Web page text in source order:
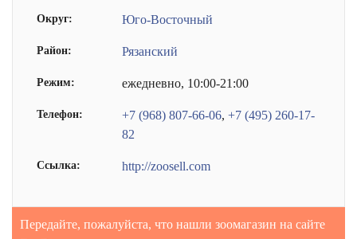
Округ: Юго-Восточный
Район: Рязанский
Режим: ежедневно, 10:00-21:00
Телефон: +7 (968) 807-66-06, +7 (495) 260-17-
82
Ссылка: http://zoosell.com
Передайте, пожалуйста, что нашли зоомагазин на сайте